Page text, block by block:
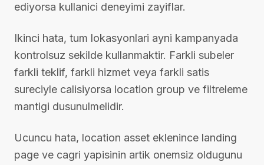
ediyorsa kullanici deneyimi zayiflar.
Ikinci hata, tum lokasyonlari ayni kampanyada
kontrolsuz sekilde kullanmaktir. Farkli subeler
farkli teklif, farkli hizmet veya farkli satis
sureciyle calisiyorsa location group ve filtreleme
mantigi dusunulmelidir.
Ucuncu hata, location asset eklenince landing
page ve cagri yapisinin artik onemsiz oldugunu